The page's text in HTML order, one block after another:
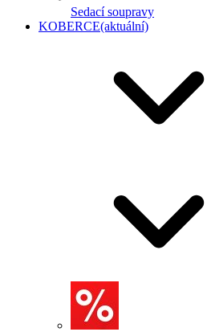
Sedací soupravy
KOBERCE(aktuální)